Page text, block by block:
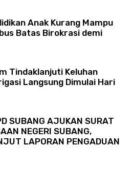
Anak Kurang Mampu
Batas Birokrasi demi
Tindaklanjuti Keluhan
Langsung Dimulai Hari
SUBANG AJUKAN SURAT
NEGERI SUBANG,
LAPORAN PENGADUAN